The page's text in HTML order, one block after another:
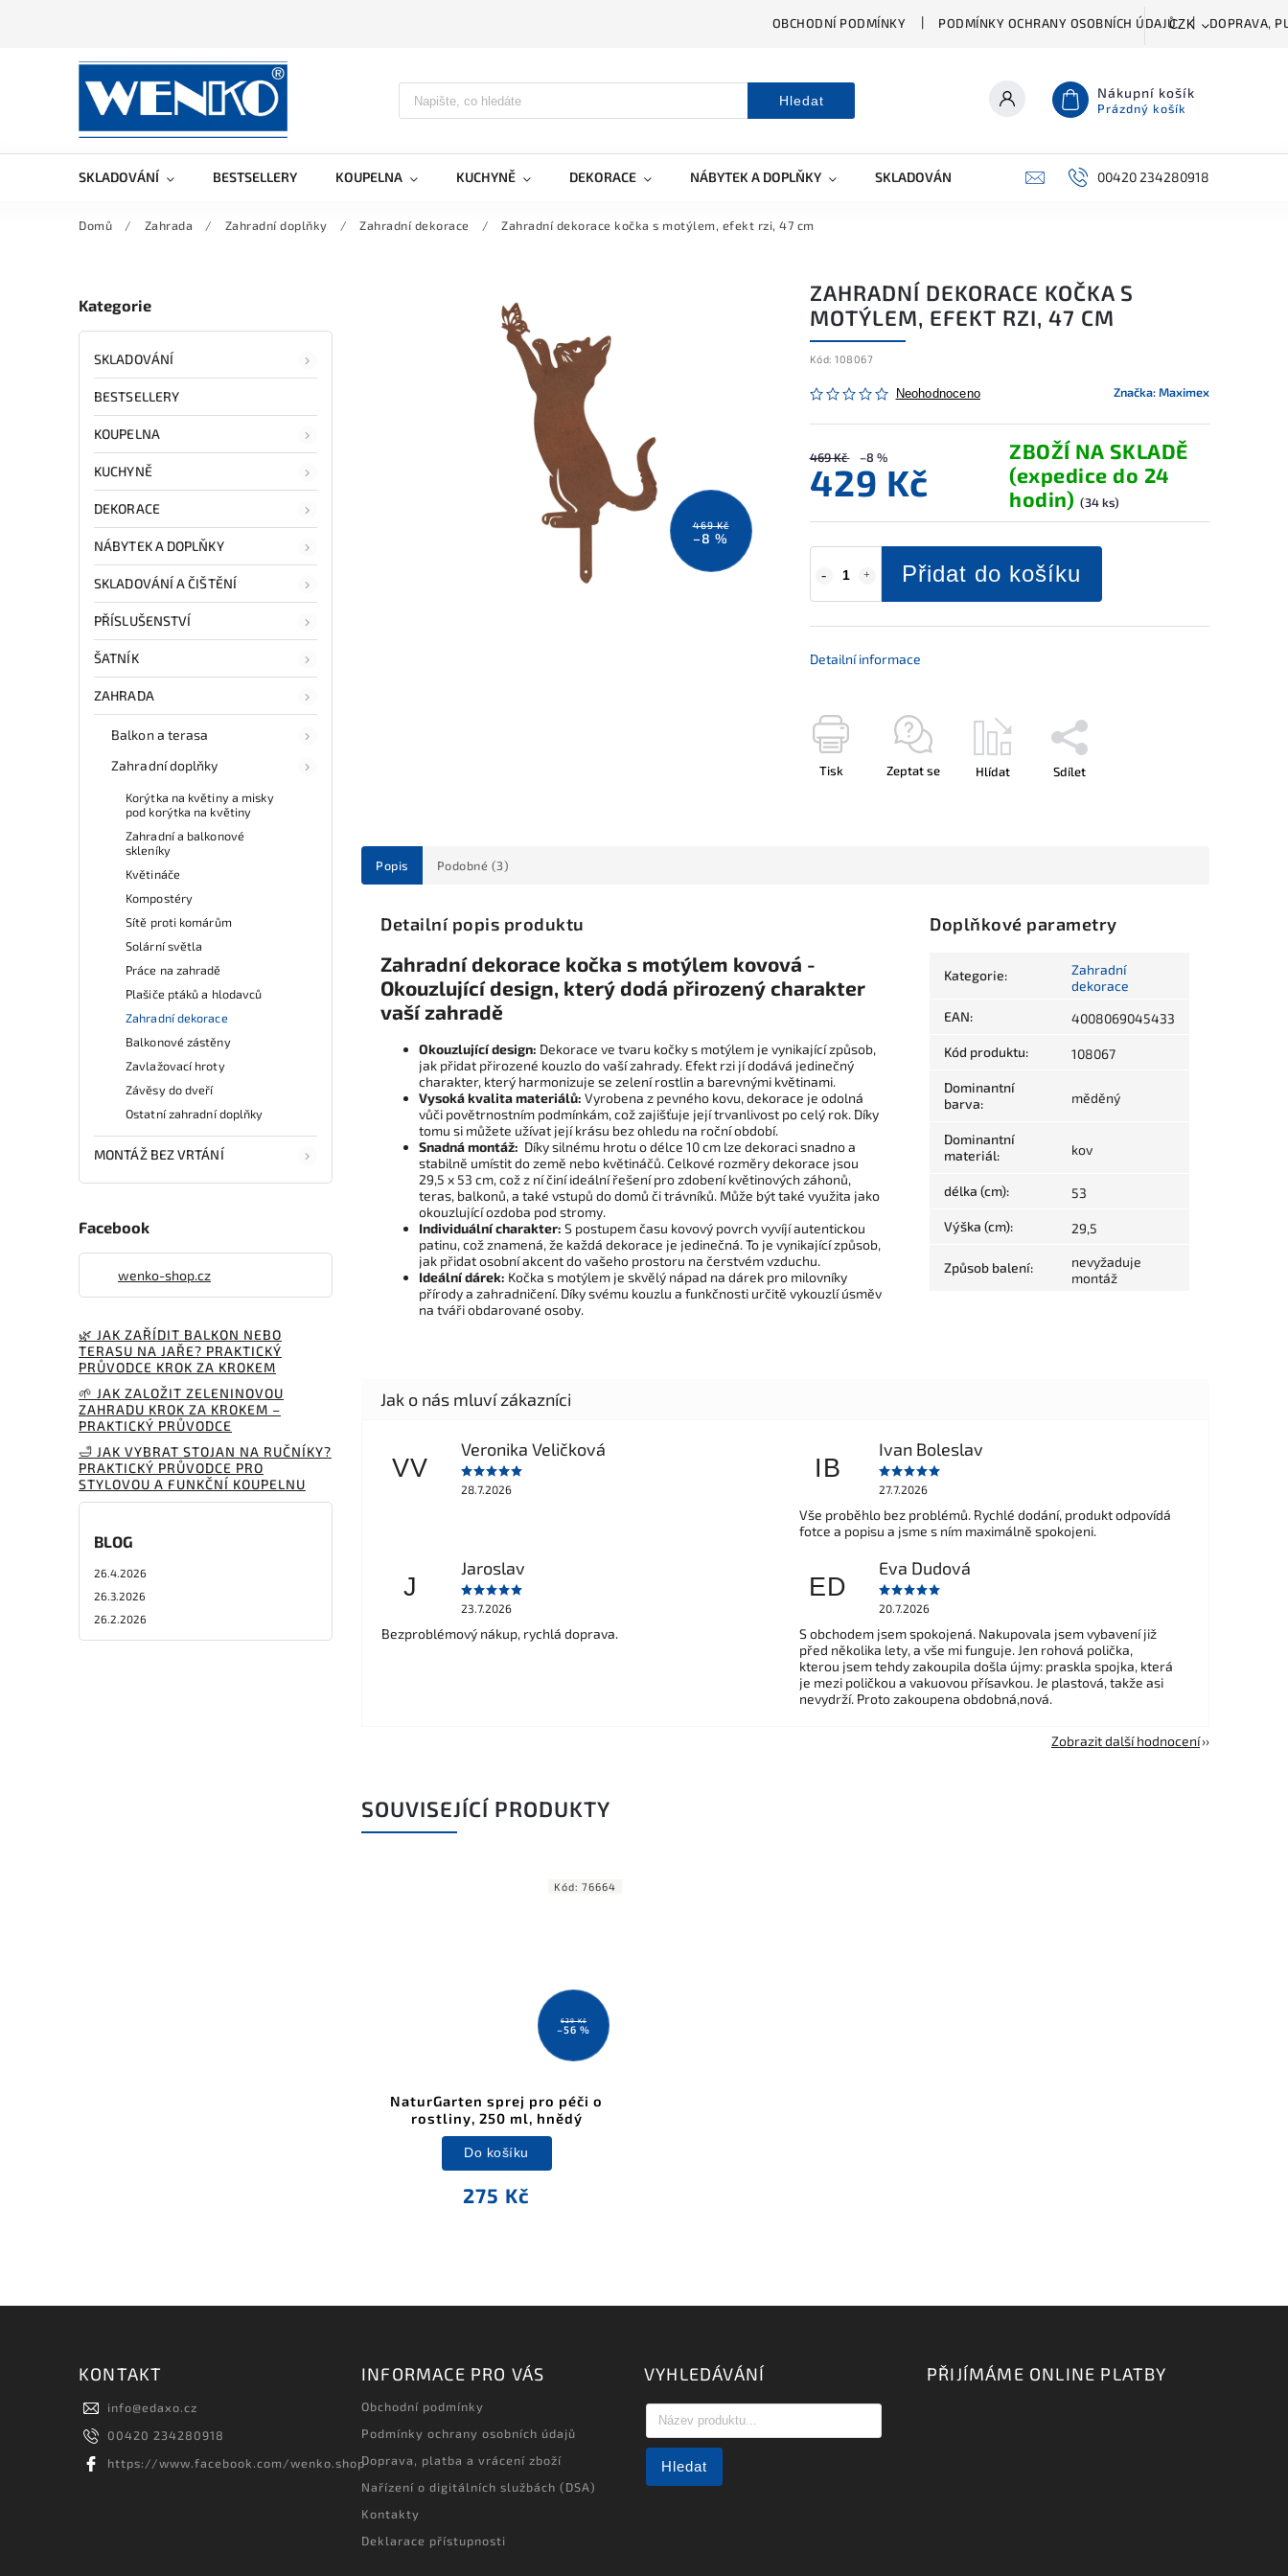
OBCHODNÍ PODMÍNKY PODMÍNKY OCHRANY OSOBNÍCH ÚDAJŮ DOPRAVA,
CZK
Hledat Nákupní košík
Prázdný košík
SKLADOVÁNÍ BESTSELLERY KOUPELNA KUCHYNĚ DEKORACE NÁBYTEK A DOPLŇKY SKLADOVÁNÍ A ČIŠTĚNÍ PŘÍSLUŠENSTVÍ
00420 234280918
Domů / Zahrada / Zahradní doplňky / Zahradní dekorace / Zahradní dekorace kočka s motýlem, efekt rzi, 47 cm
Kategorie
SKLADOVÁNÍ
BESTSELLERY
KOUPELNA
KUCHYNĚ
DEKORACE
NÁBYTEK A DOPLŇKY
SKLADOVÁNÍ A ČIŠTĚNÍ
PŘÍSLUŠENSTVÍ
ŠATNÍK
ZAHRADA
Balkon a terasa
Zahradní doplňky
Korýtka na květiny a misky
pod korýtka na květiny
Zahradní a balkonové
skleníky
Květináče
Kompostéry
Sítě proti komárům
Solární světla
Práce na zahradě
Plašiče ptáků a hlodavců
Zahradní dekorace
Balkonové zástěny
Zavlažovací hroty
Závěsy do dveří
Ostatní zahradní doplňky
MONTÁŽ BEZ VRTÁNÍ
Facebook
wenko-shop.cz
🌿 JAK ZAŘÍDIT BALKON NEBO
TERASU NA JAŘE? PRAKTICKÝ
PRŮVODCE KROK ZA KROKEM
🌱 JAK ZALOŽIT ZELENINOVOU
ZAHRADU KROK ZA KROKEM –
PRAKTICKÝ PRŮVODCE
🛁 JAK VYBRAT STOJAN NA RUČNÍKY?
PRAKTICKÝ PRŮVODCE PRO
STYLOVOU A FUNKČNÍ KOUPELNU
BLOG
26.4.2026
26.3.2026
26.2.2026
469 Kč
–8 %
ZAHRADNÍ DEKORACE KOČKA S
MOTÝLEM, EFEKT RZI, 47 CM
Kód: 108067
Neohodnoceno Značka:Maximex
469 Kč –8 %
429 Kč
ZBOŽÍ NA SKLADĚ
(expedice do 24
hodin) (34 ks)
Přidat do košíku
Detailní informace
Tisk Zeptat se Hlídat Sdílet
Popis Podobné (3)
Detailní popis produktu
Zahradní dekorace kočka s motýlem kovová -
Okouzlující design, který dodá přirozený charakter
vaší zahradě
Okouzlující design: Dekorace ve tvaru kočky s motýlem je vynikající způsob,
jak přidat přirozené kouzlo do vaší zahrady. Efekt rzi jí dodává jedinečný
charakter, který harmonizuje se zelení rostlin a barevnými květinami.
Vysoká kvalita materiálů: Vyrobena z pevného kovu, dekorace je odolná
vůči povětrnostním podmínkám, což zajišťuje její trvanlivost po celý rok. Díky
tomu si můžete užívat její krásu bez ohledu na roční období.
Snadná montáž: Díky silnému hrotu o délce 10 cm lze dekoraci snadno a
stabilně umístit do země nebo květináčů. Celkové rozměry dekorace jsou
29,5 x 53 cm, což z ní činí ideální řešení pro zdobení květinových záhonů,
teras, balkonů, a také vstupů do domů či trávníků. Může být také využita jako
okouzlující ozdoba pod stromy.
Individuální charakter: S postupem času kovový povrch vyvíjí autentickou
patinu, což znamená, že každá dekorace je jedinečná. To je vynikající způsob,
jak přidat osobní akcent do vašeho prostoru na čerstvém vzduchu.
Ideální dárek: Kočka s motýlem je skvělý nápad na dárek pro milovníky
přírody a zahradničení. Díky svému kouzlu a funkčnosti určitě vykouzlí úsměv
na tváři obdarované osoby.
Doplňkové parametry
Kategorie:
Zahradní
dekorace
EAN: 4008069045433
Kód produktu: 108067
Dominantní
barva: měděný
Dominantní
materiál: kov
délka (cm): 53
Výška (cm): 29,5
Způsob balení:
nevyžaduje
montáž
VV
Veronika Veličková
28.7.2026
IB
Ivan Boleslav
27.7.2026
Vše proběhlo bez problémů. Rychlé dodání, produkt odpovídá
fotce a popisu a jsme s ním maximálně spokojeni.
J
Jaroslav
23.7.2026
Bezproblémový nákup, rychlá doprava.
ED
Eva Dudová
20.7.2026
S obchodem jsem spokojená. Nakupovala jsem vybavení již
před několika lety, a vše mi funguje. Jen rohová polička,
kterou jsem tehdy zakoupila došla újmy: praskla spojka, která
je mezi poličkou a vakuovou přísavkou. Je plastová, takže asi
nevydrží. Proto zakoupena obdobná,nová.
Zobrazit další hodnocení
SOUVISEJÍCÍ PRODUKTY
629 Kč
–56 %
NaturGarten sprej pro péči o
rostliny, 250 ml, hnědý
275 Kč
Do košíku
Kód: 76664
KONTAKT
info@edaxo.cz
00420 234280918
https://www.facebook.com/wenko.shop
INFORMACE PRO VÁS
Obchodní podmínky
Podmínky ochrany osobních údajů
Doprava, platba a vrácení zboží
Nařízení o digitálních službách (DSA)
Kontakty
Deklarace přístupnosti
VYHLEDÁVÁNÍ
Hledat
PŘIJÍMÁME ONLINE PLATBY